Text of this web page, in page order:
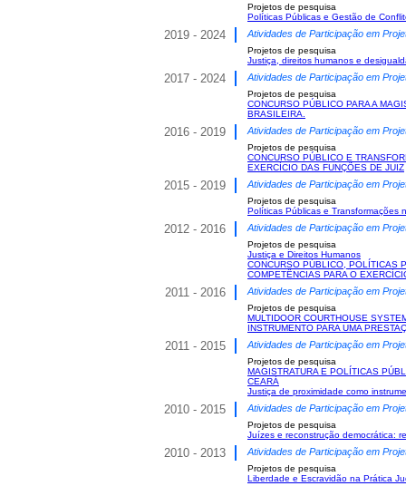
Projetos de pesquisa
Políticas Públicas e Gestão de
2019 - 2024 Atividades de Participação em
Projetos de pesquisa
Justiça, direitos humanos e
2017 - 2024 Atividades de Participação em
Projetos de pesquisa
CONCURSO PÚBLICO PARA A
BRASILEIRA.
2016 - 2019 Atividades de Participação em
Projetos de pesquisa
CONCURSO PÚBLICO E
EXERCÍCIO DAS FUNÇÕES DE JUIZ
2015 - 2019 Atividades de Participação em
Projetos de pesquisa
Políticas Públicas e Transformações
2012 - 2016 Atividades de Participação em
Projetos de pesquisa
Justiça e Direitos Humanos
CONCURSO PÚBLICO, POLÍTICAS
COMPETÊNCIAS PARA O
2011 - 2016 Atividades de Participação em
Projetos de pesquisa
MULTIDOOR COURTHOUSE
INSTRUMENTO PARA UMA
2011 - 2015 Atividades de Participação em
Projetos de pesquisa
MAGISTRATURA E POLÍTICAS
CEARÁ
Justiça de proximidade como
2010 - 2015 Atividades de Participação em
Projetos de pesquisa
Juízes e reconstrução democrática:
2010 - 2013 Atividades de Participação em
Projetos de pesquisa
Liberdade e Escravidão na Prática